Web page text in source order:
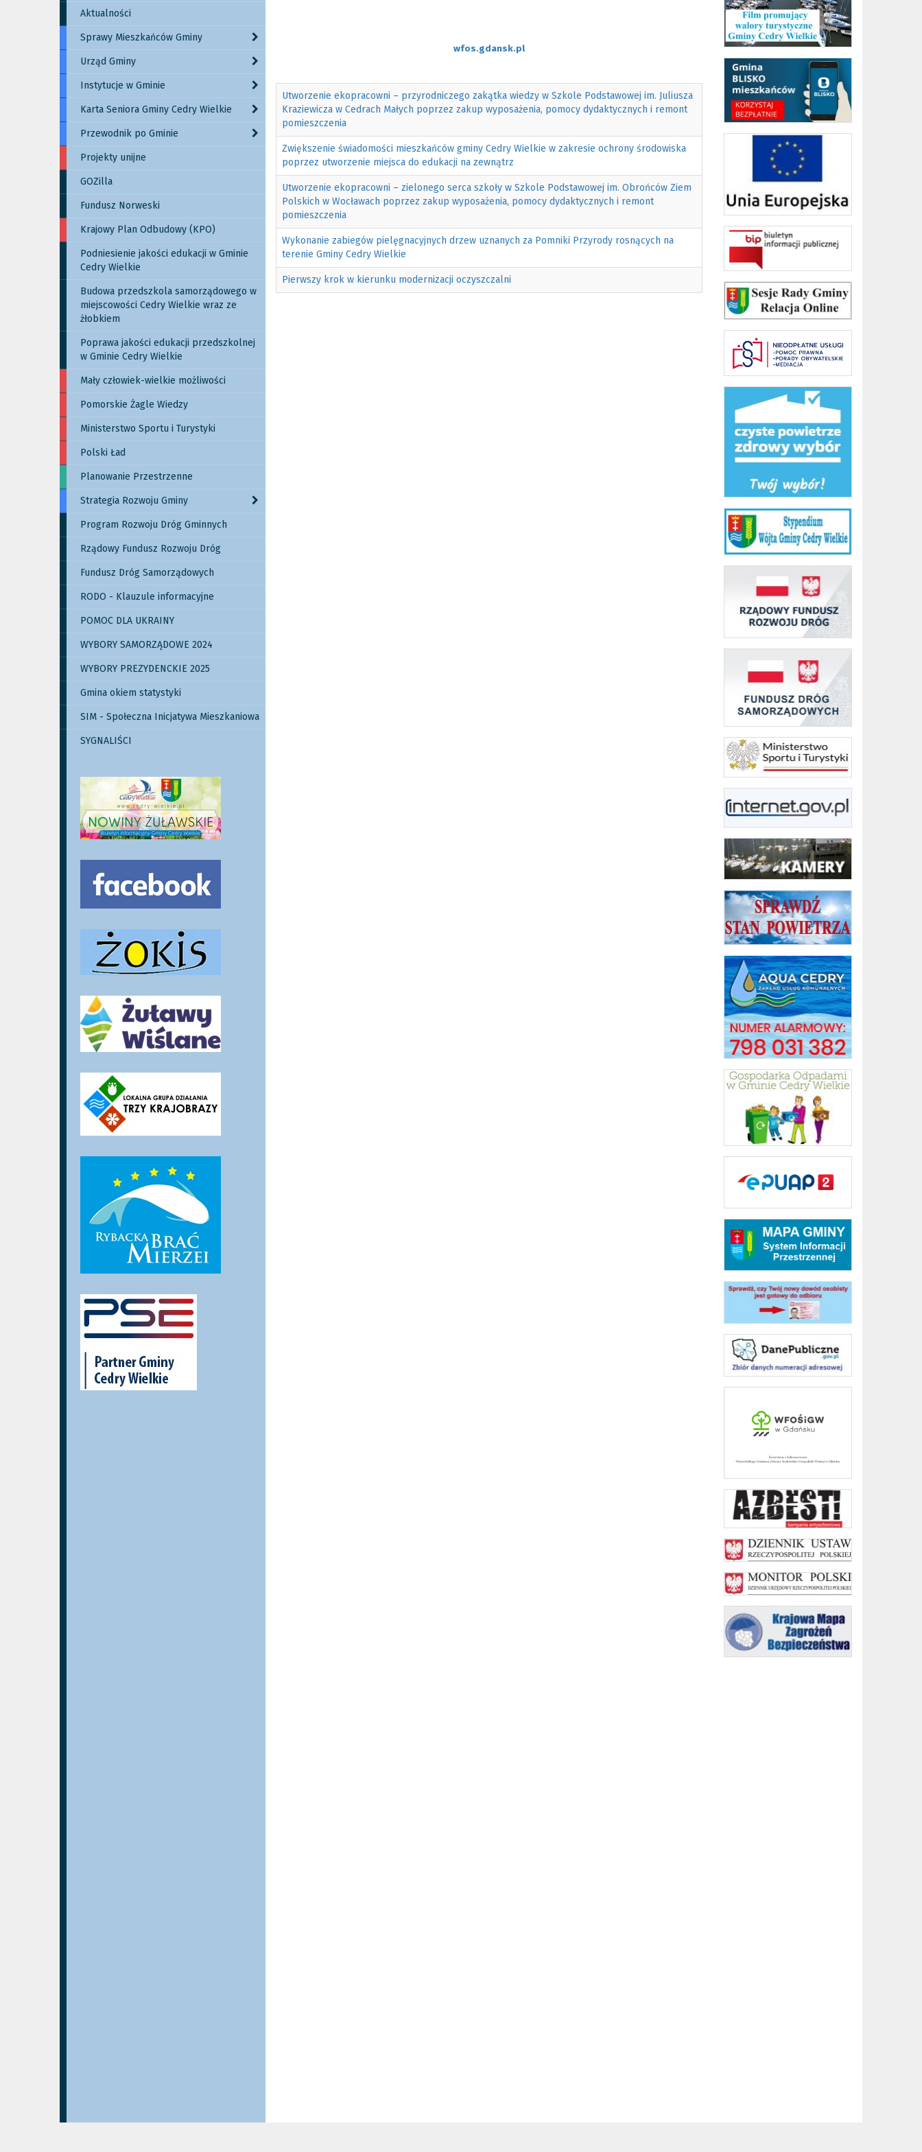
Aktualności
Sprawy Mieszkańców Gminy
Urząd Gminy
Instytucje w Gminie
Karta Seniora Gminy Cedry Wielkie
Przewodnik po Gminie
Projekty unijne
GOZilla
Fundusz Norweski
Krajowy Plan Odbudowy (KPO)
Podniesienie jakości edukacji w Gminie
Cedry Wielkie
Budowa przedszkola samorządowego w
miejscowości Cedry Wielkie wraz ze
żłobkiem
Poprawa jakości edukacji przedszkolnej
w Gminie Cedry Wielkie
Mały człowiek-wielkie możliwości
Pomorskie Żagle Wiedzy
Ministerstwo Sportu i Turystyki
Polski Ład
Planowanie Przestrzenne
Strategia Rozwoju Gminy
Program Rozwoju Dróg Gminnych
Rządowy Fundusz Rozwoju Dróg
Fundusz Dróg Samorządowych
RODO - Klauzule informacyjne
POMOC DLA UKRAINY
WYBORY SAMORZĄDOWE 2024
WYBORY PREZYDENCKIE 2025
Gmina okiem statystyki
SIM - Społeczna Inicjatywa Mieszkaniowa
SYGNALIŚCI
wfos.gdansk.pl
Utworzenie ekopracowni – przyrodniczego zakątka wiedzy w Szkole Podstawowej im. Juliusza
Kraziewicza w Cedrach Małych poprzez zakup wyposażenia, pomocy dydaktycznych i remont
pomieszczenia
Zwiększenie świadomości mieszkańców gminy Cedry Wielkie w zakresie ochrony środowiska
poprzez utworzenie miejsca do edukacji na zewnątrz
Utworzenie ekopracowni – zielonego serca szkoły w Szkole Podstawowej im. Obrońców Ziem
Polskich w Wocławach poprzez zakup wyposażenia, pomocy dydaktycznych i remont
pomieszczenia
Wykonanie zabiegów pielęgnacyjnych drzew uznanych za Pomniki Przyrody rosnących na
terenie Gminy Cedry Wielkie
Pierwszy krok w kierunku modernizacji oczyszczalni